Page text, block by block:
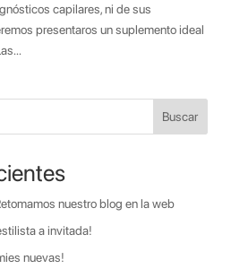
capilares, ni de sus
presentaros un suplemento ideal
Buscar
nuestro blog en la web
a invitada!
nuevas!